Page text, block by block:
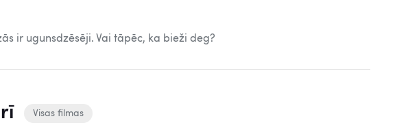
ir ugunsdzēsēji. Vai tāpēc, ka bieži deg?
Visas filmas